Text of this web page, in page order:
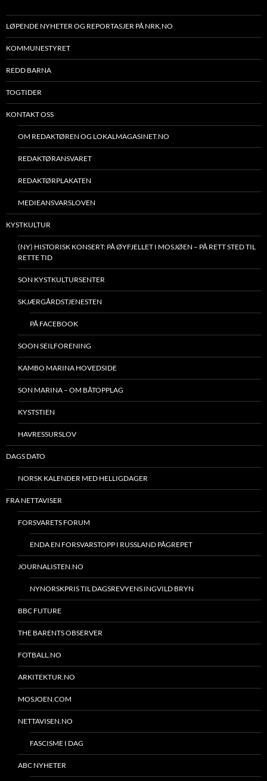
LØPENDE NYHETER OG REPORTASJER PÅ NRK.NO
KOMMUNESTYRET
REDD BARNA
TOGTIDER
KONTAKT OSS
OM REDAKTØREN OG LOKALMAGASINET.NO
REDAKTØRANSVARET
REDAKTØRPLAKATEN
MEDIEANSVARSLOVEN
KYSTKULTUR
(NY) HISTORISK KONSERT: PÅ ØYFJELLET I MOSJØEN – PÅ RETT STED TIL
RETTE TID
SON KYSTKULTURSENTER
SKJÆRGÅRDSTJENESTEN
PÅ FACEBOOK
SOON SEILFORENING
KAMBO MARINA HOVEDSIDE
SON MARINA – OM BÅTOPPLAG
KYSTSTIEN
HAVRESSURSLOV
DAGS DATO
NORSK KALENDER MED HELLIGDAGER
FRA NETTAVISER
FORSVARETS FORUM
ENDA EN FORSVARSTOPP I RUSSLAND PÅGREPET
JOURNALISTEN.NO
NYNORSKPRIS TIL DAGSREVYENS INGVILD BRYN
BBC FUTURE
THE BARENTS OBSERVER
FOTBALL.NO
ARKITEKTUR.NO
MOSJOEN.COM
NETTAVISEN.NO
FASCISME I DAG
ABC NYHETER